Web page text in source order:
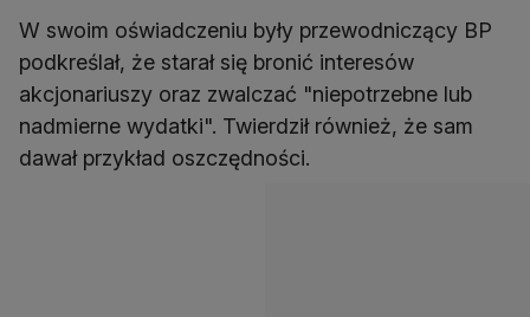
W swoim oświadczeniu były przewodniczący BP
podkreślał, że starał się bronić interesów
akcjonariuszy oraz zwalczać "niepotrzebne lub
nadmierne wydatki". Twierdził również, że sam
dawał przykład oszczędności.